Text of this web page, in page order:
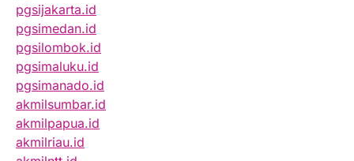
pgsijakarta.id
pgsimedan.id
pgsilombok.id
pgsimaluku.id
pgsimanado.id
akmilsumbar.id
akmilpapua.id
akmilriau.id